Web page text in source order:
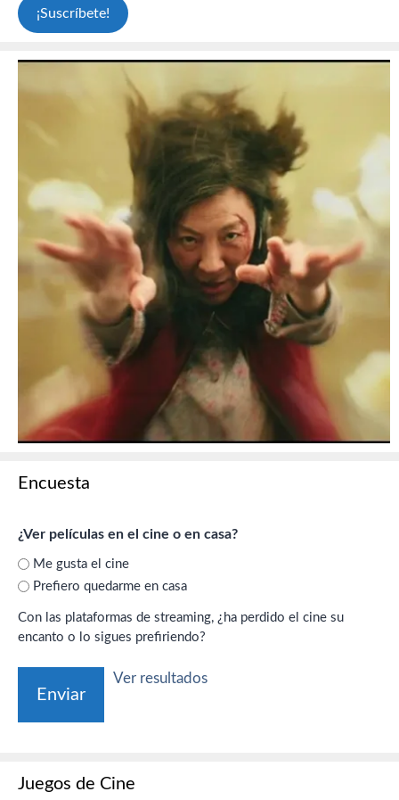
Encuesta
¿Ver películas en el cine o en casa?
Me gusta el cine
Prefiero quedarme en casa
Con las plataformas de streaming, ¿ha perdido el cine su
encanto o lo sigues prefiriendo?
Ver resultados
Juegos de Cine